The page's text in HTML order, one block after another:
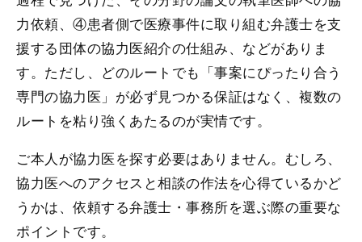
力依頼、④患者側で医療事件に取り組む弁護士を支
援する団体の協力医紹介の仕組み、などがありま
す。ただし、どのルートでも「事案にぴったり合う
専門の協力医」が必ず見つかる保証はなく、複数の
ルートを粘り強くあたるのが実情です。
ご本人が協力医を探す必要はありません。むしろ、
協力医へのアクセスと相談の作法を心得ているかど
うかは、依頼する弁護士・事務所を選ぶ際の重要な
ポイントです。